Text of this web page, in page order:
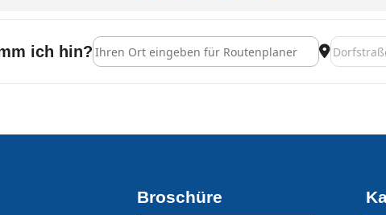
ich hin?Address - 26. Frühlingsausstellung [ezsfmGP7Z]
Broschüre